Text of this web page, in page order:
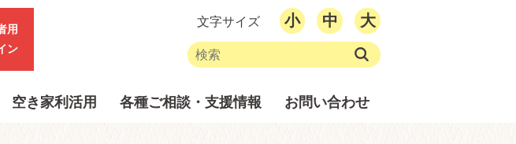
用
ン
文字サイズ 小 中 大
空き家利活用 各種ご相談・支援情報 お問い合わせ